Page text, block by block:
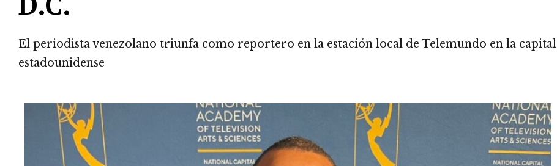
El periodista venezolano triunfa como reportero en la estación local de Telemundo en la capital
estadounidense